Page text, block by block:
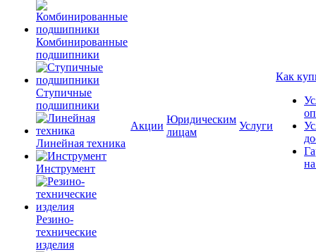
Комбинированные
подшипники
Ступичные
подшипники
Линейная техника
Инструмент
Резино-
технические
изделия
Акции
Юридическим
лицам
Услуги
Как